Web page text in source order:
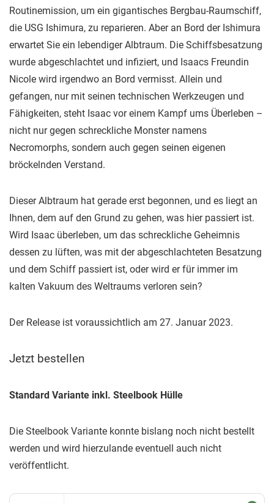
Routinemission, um ein gigantisches Bergbau-Raumschiff,
die USG Ishimura, zu reparieren. Aber an Bord der Ishimura
erwartet Sie ein lebendiger Albtraum. Die Schiffsbesatzung
wurde abgeschlachtet und infiziert, und Isaacs Freundin
Nicole wird irgendwo an Bord vermisst. Allein und
gefangen, nur mit seinen technischen Werkzeugen und
Fähigkeiten, steht Isaac vor einem Kampf ums Überleben –
nicht nur gegen schreckliche Monster namens
Necromorphs, sondern auch gegen seinen eigenen
bröckelnden Verstand.
Dieser Albtraum hat gerade erst begonnen, und es liegt an
Ihnen, dem auf den Grund zu gehen, was hier passiert ist.
Wird Isaac überleben, um das schreckliche Geheimnis
dessen zu lüften, was mit der abgeschlachteten Besatzung
und dem Schiff passiert ist, oder wird er für immer im
kalten Vakuum des Weltraums verloren sein?
Der Release ist voraussichtlich am 27. Januar 2023.
Jetzt bestellen
Standard Variante inkl. Steelbook Hülle
Die Steelbook Variante konnte bislang noch nicht bestellt
werden und wird hierzulande eventuell auch nicht
veröffentlicht.